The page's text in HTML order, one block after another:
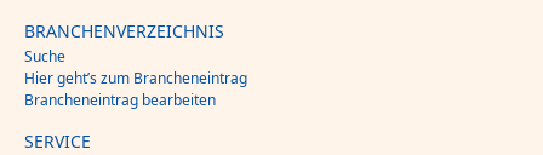
BRANCHENVERZEICHNIS
Suche
Hier geht’s zum Brancheneintrag
Brancheneintrag bearbeiten
SERVICE